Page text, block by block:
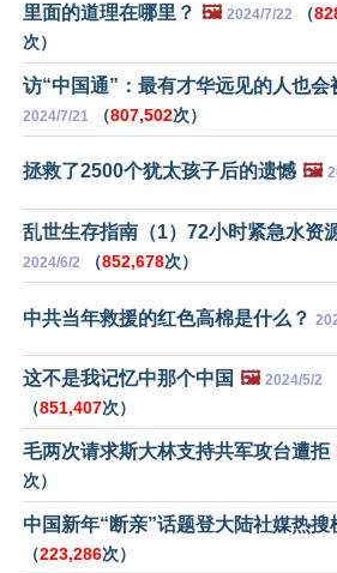
里面的道理在哪里？ 🖼️ 2024/7/22 （
次）
访“中国通”：最有才华远见的人也会
2024/7/21 （807,502次）
拯救了2500个犹太孩子后的遗憾 🖼️
乱世生存指南（1）72小时紧急水资
2024/6/2 （852,678次）
中共当年救援的红色高棉是什么？
这不是我记忆中那个中国 🖼️ 2024/5/2
（851,407次）
毛两次请求斯大林支持共军攻台遭拒
次）
中国新年“断亲”话题登大陆社媒热搜
（223,286次）